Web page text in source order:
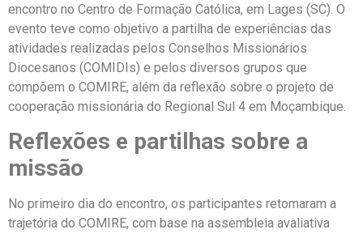
encontro no Centro de Formação Católica, em Lages (SC). O
evento teve como objetivo a partilha de experiências das
atividades realizadas pelos Conselhos Missionários
Diocesanos (COMIDIs) e pelos diversos grupos que
compõem o COMIRE, além da reflexão sobre o projeto de
cooperação missionária do Regional Sul 4 em Moçambique.
Reflexões e partilhas sobre a
missão
No primeiro dia do encontro, os participantes retomaram a
trajetória do COMIRE, com base na assembleia avaliativa